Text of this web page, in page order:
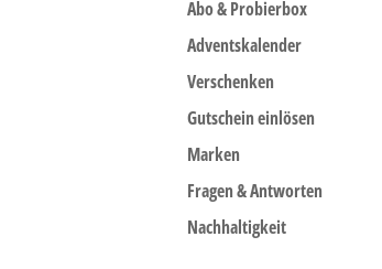
Abo & Probierbox
Adventskalender
Verschenken
Gutschein einlösen
Marken
Fragen & Antworten
Nachhaltigkeit